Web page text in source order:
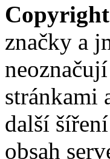
značky a
stránkami
další
obsah